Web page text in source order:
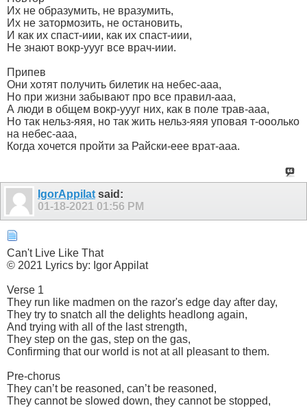
Их не образумить, не вразумить,
Их не затормозить, не остановить,
И как их спаст-иии, как их спаст-иии,
Не знают вокр-уууг все врач-иии.
Припев
Они хотят получить билетик на небес-ааа,
Но при жизни забывают про все правил-ааа,
А люди в общем вокр-уууг них, как в поле трав-ааа,
Но так нельз-яяя, но так жить нельз-яяя уповая т-ооолько
на небес-ааа,
Когда хочется пройти за Райски-еее врат-ааа.
IgorAppilat said:
01-18-2021 01:56 PM
Can't Live Like That
© 2021 Lyrics by: Igor Appilat
Verse 1
They run like madmen on the razor's edge day after day,
They try to snatch all the delights headlong again,
And trying with all of the last strength,
They step on the gas, step on the gas,
Confirming that our world is not at all pleasant to them.
Pre-chorus
They can’t be reasoned, can’t be reasoned,
They cannot be slowed down, they cannot be stopped,